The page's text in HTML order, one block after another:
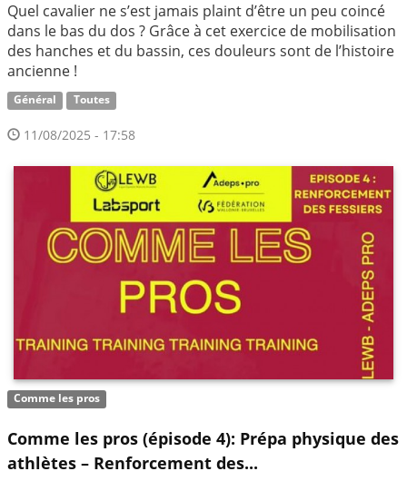
Quel cavalier ne s’est jamais plaint d’être un peu coincé
dans le bas du dos ? Grâce à cet exercice de mobilisation
des hanches et du bassin, ces douleurs sont de l’histoire
ancienne !
Général Toutes
11/08/2025 - 17:58
Comme les pros
Comme les pros (épisode 4): Prépa physique des
athlètes – Renforcement des...